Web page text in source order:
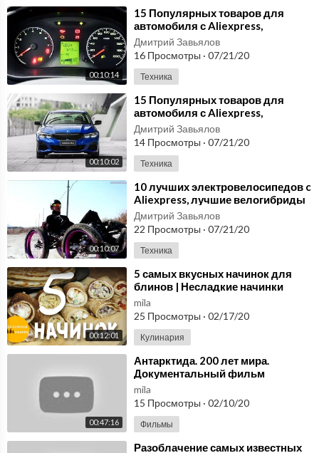
00:10:14
⁣15 Популярных товаров для
автомобиля с Aliexpress,
подборка лучших автотоваров #2
Дмитрий Завьялов
16 Просмотры · 07/21/20
Техника
00:10:02
⁣15 Популярных товаров для
автомобиля с Aliexpress,
подборка лучших автотоваров #1
Дмитрий Завьялов
14 Просмотры · 07/21/20
Техника
00:10:07
⁣10 лучших электровелосипедов c
Aliexpress, лучшие велогибриды
2019
Дмитрий Завьялов
22 Просмотры · 07/21/20
Техника
00:12:01
⁣5 самых вкусных начинок для
блинов | Несладкие начинки
mila
25 Просмотры · 02/17/20
Кулинария
00:47:16
⁣Антарктида. 200 лет мира.
Документальный фильм
mila
15 Просмотры · 02/10/20
Фильмы
⁣Разоблачение самых известных